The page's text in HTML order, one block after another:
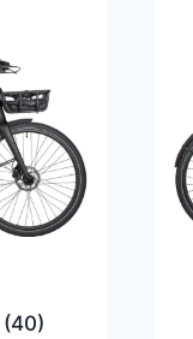
(40)